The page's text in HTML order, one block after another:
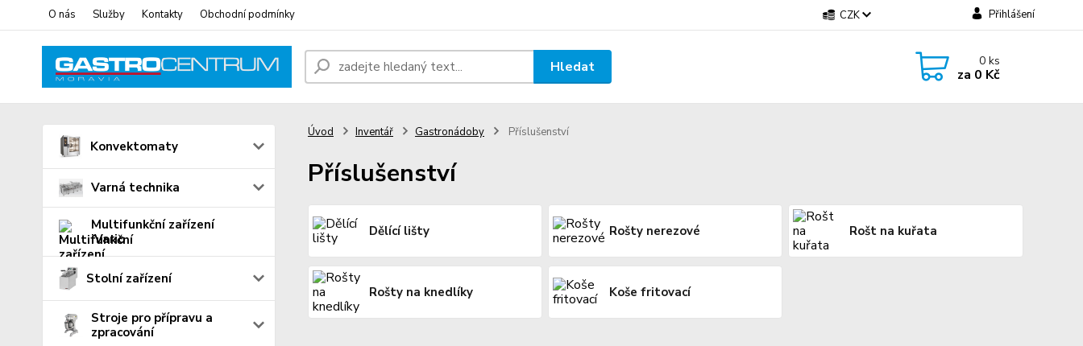
O nás Služby Kontakty Obchodní podmínky CZK Přihlášení
Hledat 0ks
za 0 Kč
Konvektomaty
Varná technika
Multifunkční zařízení
iVario
Stolní zařízení
Stroje pro přípravu a
zpracování
Úvod Inventář Gastronádoby Příslušenství
Příslušenství
Dělící lišty Rošty nerezové Rošt na kuřata
Rošty na knedlíky Koše fritovací